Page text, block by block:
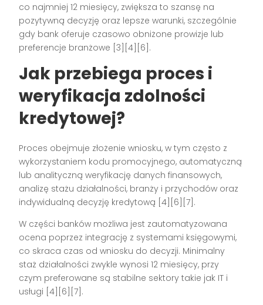
co najmniej 12 miesięcy, zwiększa to szansę na
pozytywną decyzję oraz lepsze warunki, szczególnie
gdy bank oferuje czasowo obniżone prowizje lub
preferencje branżowe [3][4][6].
Jak przebiega proces i
weryfikacja zdolności
kredytowej?
Proces obejmuje złożenie wniosku, w tym często z
wykorzystaniem kodu promocyjnego, automatyczną
lub analityczną weryfikację danych finansowych,
analizę stażu działalności, branży i przychodów oraz
indywidualną decyzję kredytową [4][6][7].
W części banków możliwa jest zautomatyzowana
ocena poprzez integrację z systemami księgowymi,
co skraca czas od wniosku do decyzji. Minimalny
staż działalności zwykle wynosi 12 miesięcy, przy
czym preferowane są stabilne sektory takie jak IT i
usługi [4][6][7].